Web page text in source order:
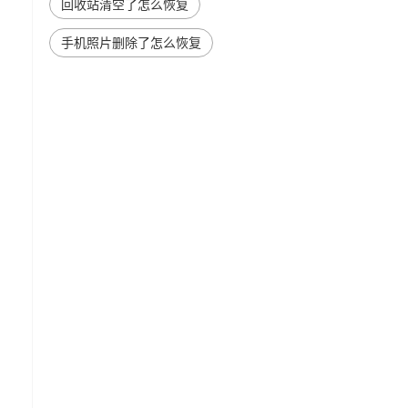
回收站清空了怎么恢复
手机照片删除了怎么恢复